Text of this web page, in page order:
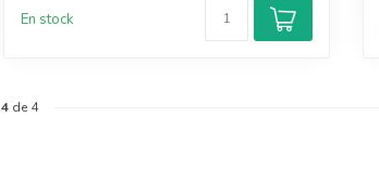
En stock
4 de 4